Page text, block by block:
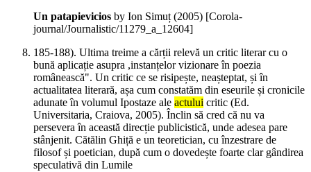
Un patapievicios by Ion Simuț (2005) [Corola-
journal/Journalistic/11279_a_12604]
185-188). Ultima treime a cărții relevă un critic literar cu o
bună aplicație asupra ,instanțelor vizionare în poezia
românească". Un critic ce se risipește, neașteptat, și în
actualitatea literară, așa cum constatăm din eseurile și cronicile
adunate în volumul Ipostaze ale actului critic (Ed.
Universitaria, Craiova, 2005). Înclin să cred că nu va
persevera în această direcție publicistică, unde adesea pare
stânjenit. Cătălin Ghiță e un teoretician, cu înzestrare de
filosof și poetician, după cum o dovedește foarte clar gândirea
speculativă din Lumile